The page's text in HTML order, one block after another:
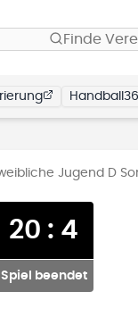
Finde
Jugend D
20 : 4
Spiel beendet